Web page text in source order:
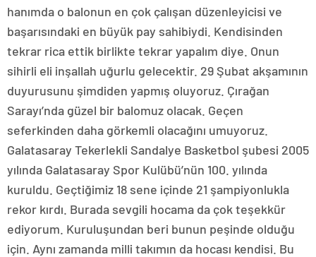
hanımda o balonun en çok çalışan düzenleyicisi ve
başarısındaki en büyük pay sahibiydi. Kendisinden
tekrar rica ettik birlikte tekrar yapalım diye. Onun
sihirli eli inşallah uğurlu gelecektir. 29 Şubat akşamının
duyurusunu şimdiden yapmış oluyoruz. Çırağan
Sarayı’nda güzel bir balomuz olacak. Geçen
seferkinden daha görkemli olacağını umuyoruz.
Galatasaray Tekerlekli Sandalye Basketbol şubesi 2005
yılında Galatasaray Spor Kulübü’nün 100. yılında
kuruldu. Geçtiğimiz 18 sene içinde 21 şampiyonlukla
rekor kırdı. Burada sevgili hocama da çok teşekkür
ediyorum. Kuruluşundan beri bunun peşinde olduğu
için. Aynı zamanda milli takımın da hocası kendisi. Bu